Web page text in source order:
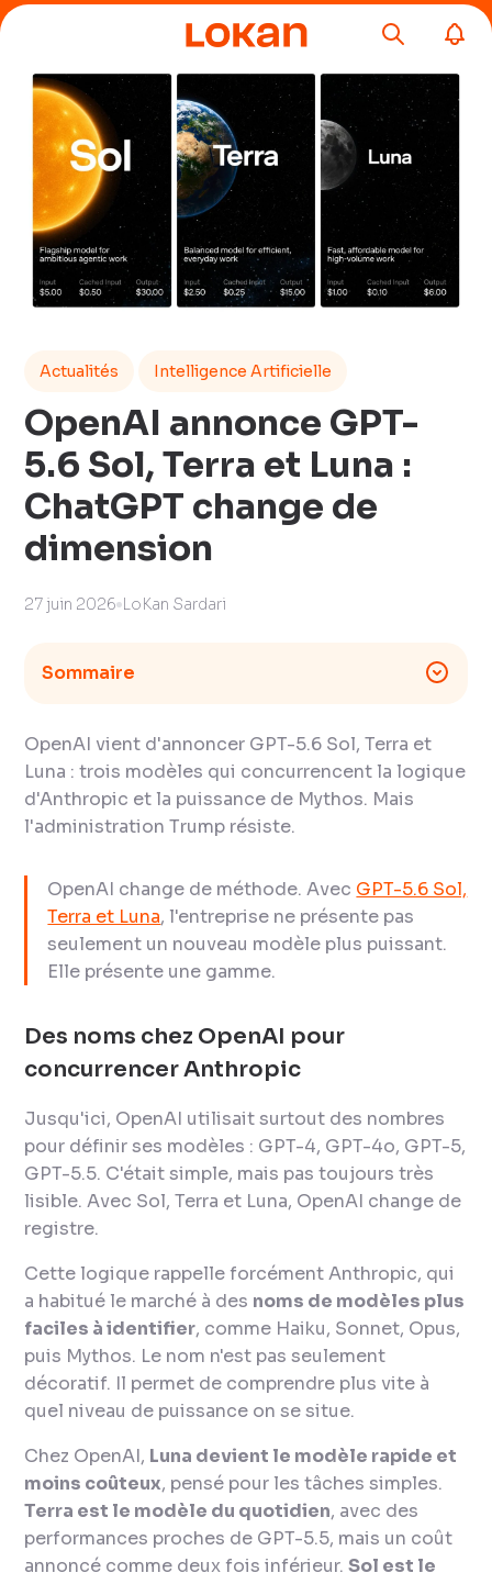
Actualités Intelligence Artificielle
OpenAI annonce GPT-
5.6 Sol, Terra et Luna :
ChatGPT change de
dimension
27 juin 2026 LoKan Sardari
Sommaire
OpenAI vient d'annoncer GPT-5.6 Sol, Terra et
Luna : trois modèles qui concurrencent la logique
d'Anthropic et la puissance de Mythos. Mais
l'administration Trump résiste.
OpenAI change de méthode. Avec GPT-5.6 Sol,
Terra et Luna, l'entreprise ne présente pas
seulement un nouveau modèle plus puissant.
Elle présente une gamme.
Des noms chez OpenAI pour
concurrencer Anthropic
Jusqu'ici, OpenAI utilisait surtout des nombres
pour définir ses modèles : GPT-4, GPT-4o, GPT-5,
GPT-5.5. C'était simple, mais pas toujours très
lisible. Avec Sol, Terra et Luna, OpenAI change de
registre.
Cette logique rappelle forcément Anthropic, qui
a habitué le marché à des noms de modèles plus
faciles à identifier, comme Haiku, Sonnet, Opus,
puis Mythos. Le nom n'est pas seulement
décoratif. Il permet de comprendre plus vite à
quel niveau de puissance on se situe.
Chez OpenAI, Luna devient le modèle rapide et
moins coûteux, pensé pour les tâches simples.
Terra est le modèle du quotidien, avec des
performances proches de GPT-5.5, mais un coût
annoncé comme deux fois inférieur.Sol est le